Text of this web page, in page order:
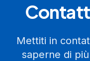
Mettiti in
saperne di